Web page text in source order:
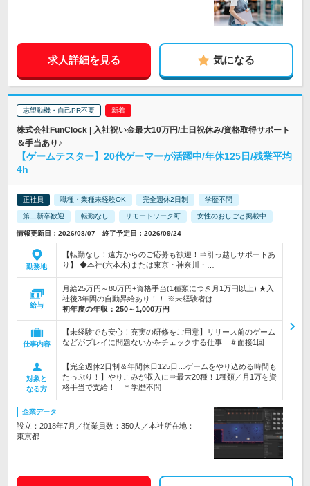
求人詳細を見る 気になる
志望動機・自己PR不要
株式会社FunClock | 入社祝い金最大10万円/土日祝休み/資格取得サポート
＆手当あり♪
【ゲームテスター】20代ゲーマーが活躍中/年休125日/残業平均
4h
正社員 職種・業種未経験OK 完全週休2日制 学歴不問
第二新卒歓迎 転勤なし リモートワーク可 女性のおしごと掲載中
情報更新日：2026/08/07 終了予定日：2026/09/24
勤務地
【転勤なし！遠方からのご応募も歓迎！⇒引っ越しサポートあ
り】 ◆本社(六本木)または東京・神奈川・…
給与
月給25万円～80万円+資格手当(1種類につき月1万円以上) ★入
社後3年間の自動昇給あり！！ ※未経験者は…
初年度の年収： 250～1,000万円
仕事内容
【未経験でも安心！充実の研修をご用意】リリース前のゲーム
などがプレイに問題ないかをチェックする仕事 ＃面接1回
対象と
なる方
【完全週休2日制＆年間休日125日…ゲームをやり込める時間も
たっぷり！】やりこみが収入に⇒最大20種！1種類／月1万を資
格手当で支給！ ＊学歴不問
企業データ
設立：2018年7月／従業員数：350人／本社所在地：
東京都